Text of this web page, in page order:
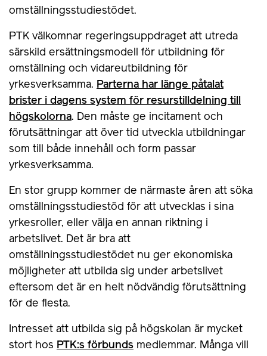
omställningsstudiestödet.
PTK välkomnar regeringsuppdraget att utreda
särskild ersättningsmodell för utbildning för
omställning och vidareutbildning för
yrkesverksamma. Parterna har länge påtalat
brister i dagens system för resurstilldelning till
högskolorna. Den måste ge incitament och
förutsättningar att över tid utveckla utbildningar
som till både innehåll och form passar
yrkesverksamma.
En stor grupp kommer de närmaste åren att söka
omställningsstudiestöd för att utvecklas i sina
yrkesroller, eller välja en annan riktning i
arbetslivet. Det är bra att
omställningsstudiestödet nu ger ekonomiska
möjligheter att utbilda sig under arbetslivet
eftersom det är en helt nödvändig förutsättning
för de flesta.
Intresset att utbilda sig på högskolan är mycket
stort hos PTK:s förbunds medlemmar. Många vill